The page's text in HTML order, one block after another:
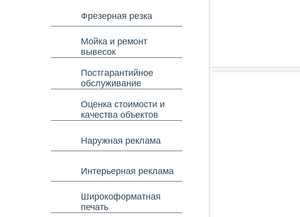
Фрезерная резка
Мойка и ремонт
вывесок
Постгарантийное
обслуживание
Оценка стоимости и
качества объектов
Наружная реклама
Интерьерная реклама
Широкоформатная
печать